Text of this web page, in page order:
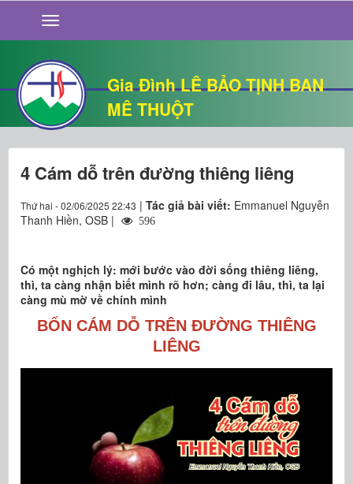
Gia Đình LÊ BẢO TỊNH BAN
MÊ THUỘT
GIỚI THIỆU
TIN TỨC
SỐNG ĐẠO
CHUYỆN NHÀ
QUÁN VĂN
THƯ GIÃN
4 Cám dỗ trên đường thiêng liêng
Thứ hai - 02/06/2025 22:43 | Tác giả bài viết: Emmanuel Nguyễn
Thanh Hiền, OSB |
596
Có một nghịch lý: mới bước vào đời sống thiêng liêng,
thì, ta càng nhận biết mình rõ hơn; càng đi lâu, thì, ta lại
càng mù mờ về chính mình
BỐN CÁM DỖ TRÊN ĐƯỜNG THIÊNG
LIÊNG